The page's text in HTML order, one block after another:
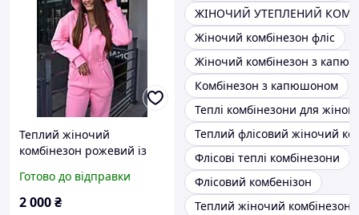
Теплий жіночий
комбінезон рожевий із
флісовий комбінезон на
блискавці жіночий
Готово до відправки
2 000₴
ЖІНОЧИЙ УТЕПЛЕНИЙ
Жіночий комбінезон фліс
Жіночий комбінезон з
Комбінезон з капюшоном
Теплі комбінезони для жінок
Теплий флісовий жіночий
Флісові теплі комбінезони
Флісовий комбенізон
Теплий жіночий комбінезон